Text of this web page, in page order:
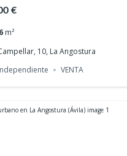
€
m²
10, La Angostura
VENTA